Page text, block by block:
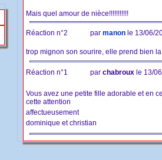
Mais quel amour de nièce!!!!!!!!!!!
Réaction n°2 par manon le 13/06/
trop mignon son sourire, elle prend bien
Réaction n°1 par chabroux le 13/
Vous avez une petite fille adorable et en
cette attention
affectueusement
dominique et christian